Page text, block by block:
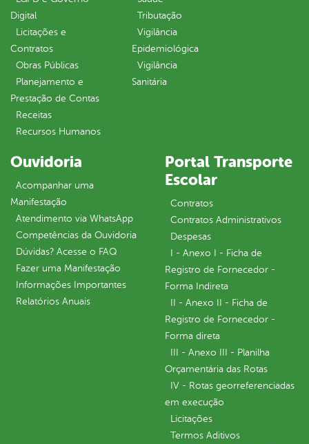
Digital
Licitações e
Contratos
Obras Públicas
Planejamento e
Prestação de Contas
Receitas
Recursos Humanos
Tributação
Vigilância
Epidemiológica
Vigilância
Sanitária
Ouvidoria
Acompanhar uma
Manifestação
Atendimento via WhatsApp
Competências da Ouvidoria
Dúvidas? Acesse o FAQ
Fazer uma Manifestação
Informações Importantes
Relatórios Anuais
Portal Transporte
Escolar
Contratos
Contratos Administrativos
Despesas
I - Anexo I - Ficha de
Registro de Fornecedor -
Forma Indireta
II - Anexo II - Ficha de
Registro de Fornecedor -
Forma direta
III - Anexo III - Planilha
Orçamentária das Rotas
IV - Rotas georreferenciadas
em execução
Licitações
Termos Aditivos